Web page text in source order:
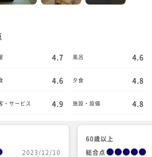
4.7 風呂 4.6
4.6 夕食 4.8
・サービス 4.9 施設・設備 4.8
2023/12/10
60歳以上
総合点